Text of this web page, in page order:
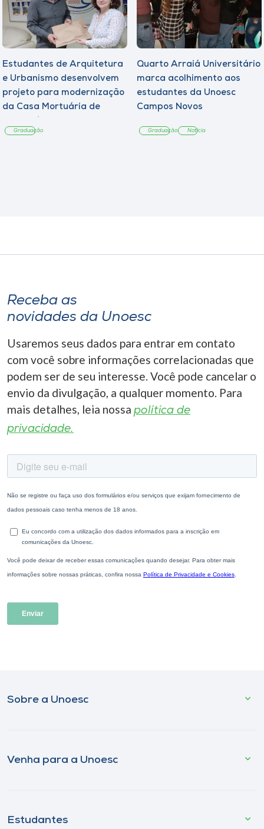
Estudantes de Arquitetura
e Urbanismo desenvolvem
projeto para modernização
da Casa Mortuária de
Graduação
Quarto Arraiá Universitário
marca acolhimento aos
estudantes da Unoesc
Campos Novos
Graduação Notícia
Receba as
novidades da Unoesc
Usaremos seus dados para entrar em contato
com você sobre informações correlacionadas que
podem ser de seu interesse. Você pode cancelar o
envio da divulgação, a qualquer momento. Para
mais detalhes, leia nossa política de
privacidade.
Sobre a Unoesc
Venha para a Unoesc
Estudantes